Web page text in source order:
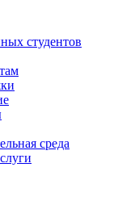
студентов
среда